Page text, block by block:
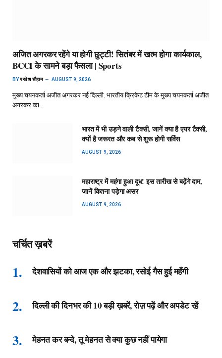
अजित अगरकर रहेंगे या होगी छुट्टी! सितंबर में खत्म होगा कार्यकाल,
BCCI के सामने बड़ा फैसला | Sports
BYपरवेश चौहान AUGUST 9, 2026
मुख्य चयनकर्ता अजीत अगरकर नई दिल्ली. भारतीय क्रिकेट टीम के मुख्य चयनकर्ता अजीत
अगरकर का…
भारत में भी उड़ने वाली टैक्सी, जानें क्या है एयर टैक्सी,
क्यों है जरूरत और कब से शुरू होगी सर्विस
AUGUST 9, 2026
महाराष्ट्र में महंगा हुआ दूध! इस तारीख से बढ़ेंगे दाम,
जानें कितना पड़ेगा असर
AUGUST 9, 2026
चर्चित ख़बरें
देशवासियों को आज एक और झटका, रसोई गैस हुई महँगी
दिल्ली की दिनभर की 10 बड़ी ख़बरें, रोज़ पढ़ें और अपडेट रहें
मेहनत कर बन्दे, तू मेहनत से क्या कुछ नहीं पायेगा